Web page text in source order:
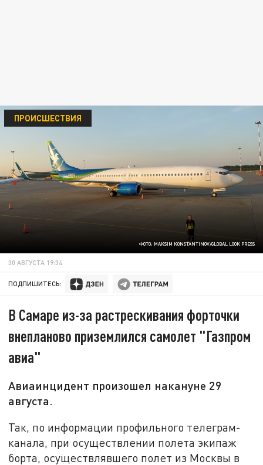
ФОТО: MAKSIM KONSTANTINOV/GLOBAL LOOK PRESS
ПРОИСШЕСТВИЯ
30 АВГУСТА 19:34
ПОДПИШИТЕСЬ:
В Самаре из-за растрескивания форточки
внепланово приземлился самолет "Газпром
авиа"
Авиаинцидент произошел накануне 29
августа.
Так, по информации профильного телеграм-
канала, при осуществлении полета экипаж
борта, осуществлявшего полет из Москвы в